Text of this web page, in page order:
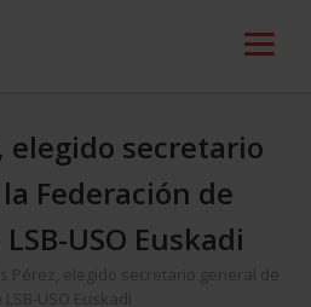
elegido secretario
Federación de
USO Euskadi
Pérez, elegido secretario general de
USO Euskadi